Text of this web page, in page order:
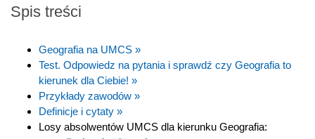
Spis treści
Geografia na UMCS »
Test. Odpowiedz na pytania i sprawdź czy Geografia to
kierunek dla Ciebie! »
Przykłady zawodów »
Definicje i cytaty »
Losy absolwentów UMCS dla kierunku Geografia: